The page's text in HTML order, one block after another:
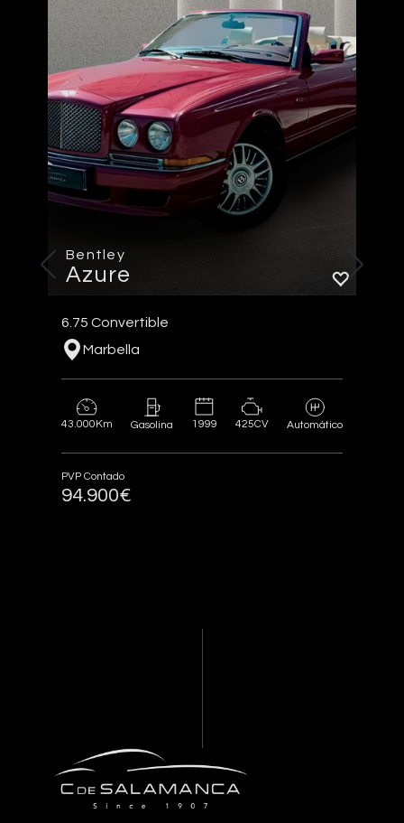
Bentley
Azure
6.75 Convertible
Marbella
43.000Km Gasolina 1999 425CV Automático
PVP Contado
94.900€